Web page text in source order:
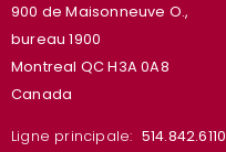
900 de Maisonneuve O.,
bureau 1900
Montreal QC H3A 0A8
Canada
Ligne principale: 514.842.6110